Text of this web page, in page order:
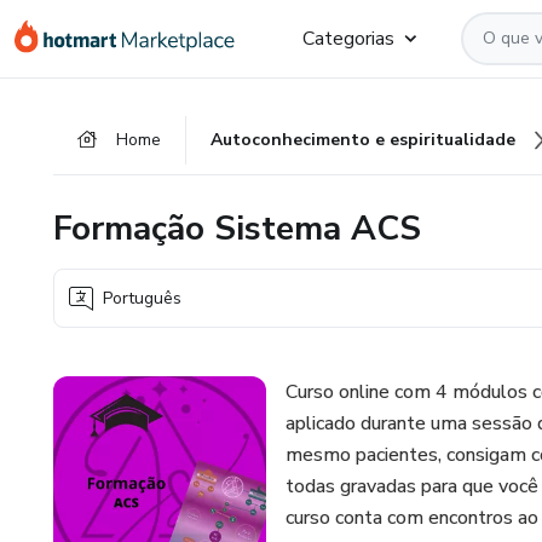
para
para
para
Categorias
Home Autoconhecimento e espiritualidade
Formação Sistema ACS
Português
Curso online com 4 módulos
aplicado durante uma
mesmo pacientes, consigam
todas gravadas para que
curso conta com encontros